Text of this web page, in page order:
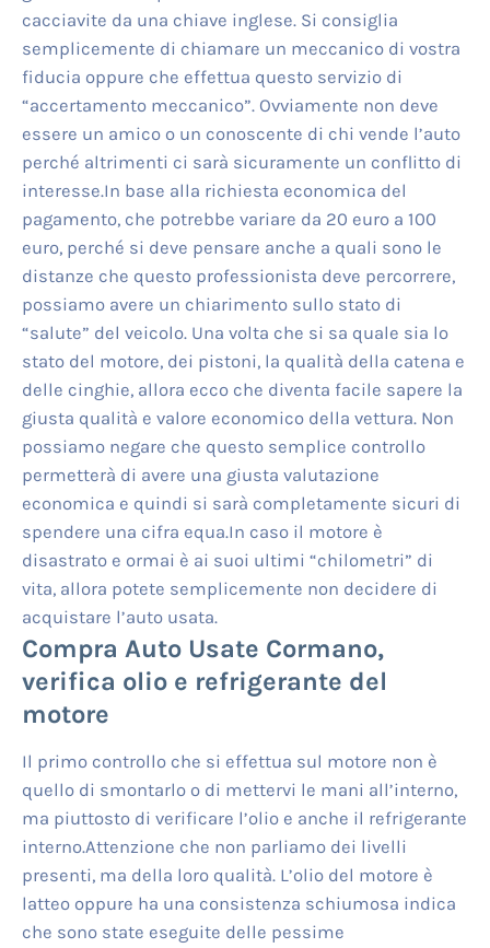
cacciavite da una chiave inglese. Si consiglia
semplicemente di chiamare un meccanico di vostra
fiducia oppure che effettua questo servizio di
“accertamento meccanico”. Ovviamente non deve
essere un amico o un conoscente di chi vende l’auto
perché altrimenti ci sarà sicuramente un conflitto di
interesse.In base alla richiesta economica del
pagamento, che potrebbe variare da 20 euro a 100
euro, perché si deve pensare anche a quali sono le
distanze che questo professionista deve percorrere,
possiamo avere un chiarimento sullo stato di
“salute” del veicolo. Una volta che si sa quale sia lo
stato del motore, dei pistoni, la qualità della catena e
delle cinghie, allora ecco che diventa facile sapere la
giusta qualità e valore economico della vettura. Non
possiamo negare che questo semplice controllo
permetterà di avere una giusta valutazione
economica e quindi si sarà completamente sicuri di
spendere una cifra equa.In caso il motore è
disastrato e ormai è ai suoi ultimi “chilometri” di
vita, allora potete semplicemente non decidere di
acquistare l’auto usata.
Compra Auto Usate Cormano,
verifica olio e refrigerante del
motore
Il primo controllo che si effettua sul motore non è
quello di smontarlo o di mettervi le mani all’interno,
ma piuttosto di verificare l’olio e anche il refrigerante
interno.Attenzione che non parliamo dei livelli
presenti, ma della loro qualità. L’olio del motore è
latteo oppure ha una consistenza schiumosa indica
che sono state eseguite delle pessime